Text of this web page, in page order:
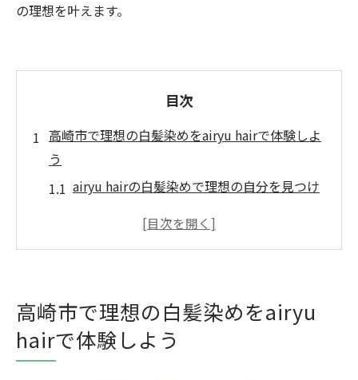
の理想を叶えます。
目次
高崎市で理想の白髪染めをairyu hairで体験しよ
う
airyu hairの白髪染めで理想の自分を見つけ
白髪染め初体験の方へ、airyu hairがサポー
白髪染めの安心施術、airyu hairでの過ごし
方
高崎市で理想の白髪染めをairyu
hairで体験しよう